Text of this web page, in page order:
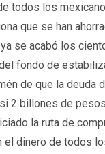
todos los
que se han
se acabó los
fondo de
de que la deuda
2 billones de
la ruta de
dinero de todos